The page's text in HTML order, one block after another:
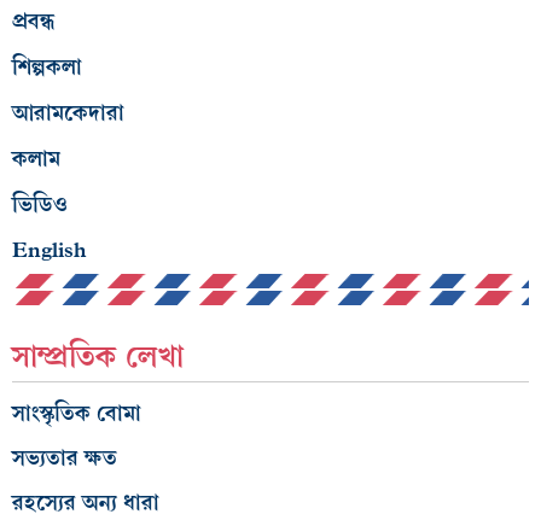
প্রবন্ধ
শিল্পকলা
আরামকেদারা
কলাম
ভিডিও
English
সাম্প্রতিক লেখা
সাংস্কৃতিক বোমা
সভ্যতার ক্ষত
রহস্যের অন্য ধারা